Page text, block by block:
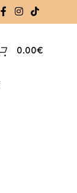
0.00€